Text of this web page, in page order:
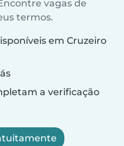
vagas de
termos.
em Cruzeiro
a verificação